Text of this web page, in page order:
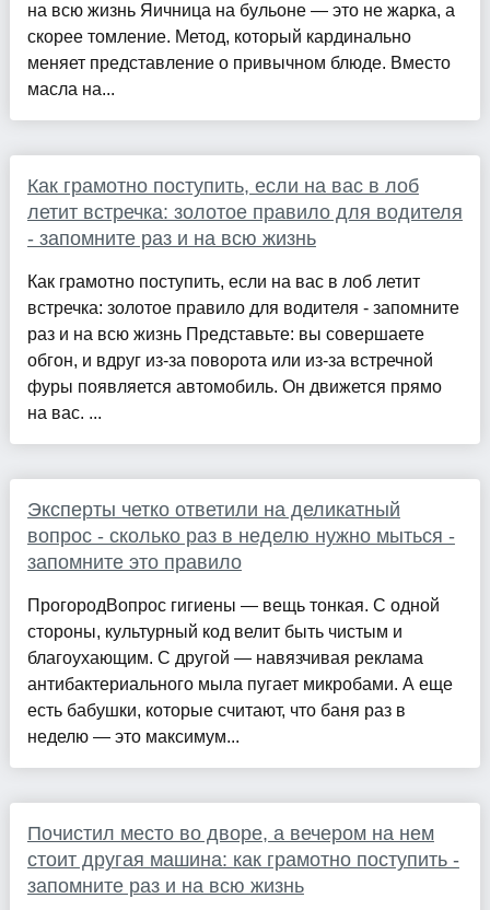
на всю жизнь Яичница на бульоне — это не жарка, а
скорее томление. Метод, который кардинально
меняет представление о привычном блюде. Вместо
масла на...
Как грамотно поступить, если на вас в лоб
летит встречка: золотое правило для водителя
- запомните раз и на всю жизнь
Как грамотно поступить, если на вас в лоб летит
встречка: золотое правило для водителя - запомните
раз и на всю жизнь Представьте: вы совершаете
обгон, и вдруг из-за поворота или из-за встречной
фуры появляется автомобиль. Он движется прямо
на вас. ...
Эксперты четко ответили на деликатный
вопрос - сколько раз в неделю нужно мыться -
запомните это правило
ПрогородВопрос гигиены — вещь тонкая. С одной
стороны, культурный код велит быть чистым и
благоухающим. С другой — навязчивая реклама
антибактериального мыла пугает микробами. А еще
есть бабушки, которые считают, что баня раз в
неделю — это максимум...
Почистил место во дворе, а вечером на нем
стоит другая машина: как грамотно поступить -
запомните раз и на всю жизнь